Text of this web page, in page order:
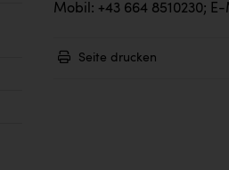
Mobil: +43 664 8510230;
Seite drucken